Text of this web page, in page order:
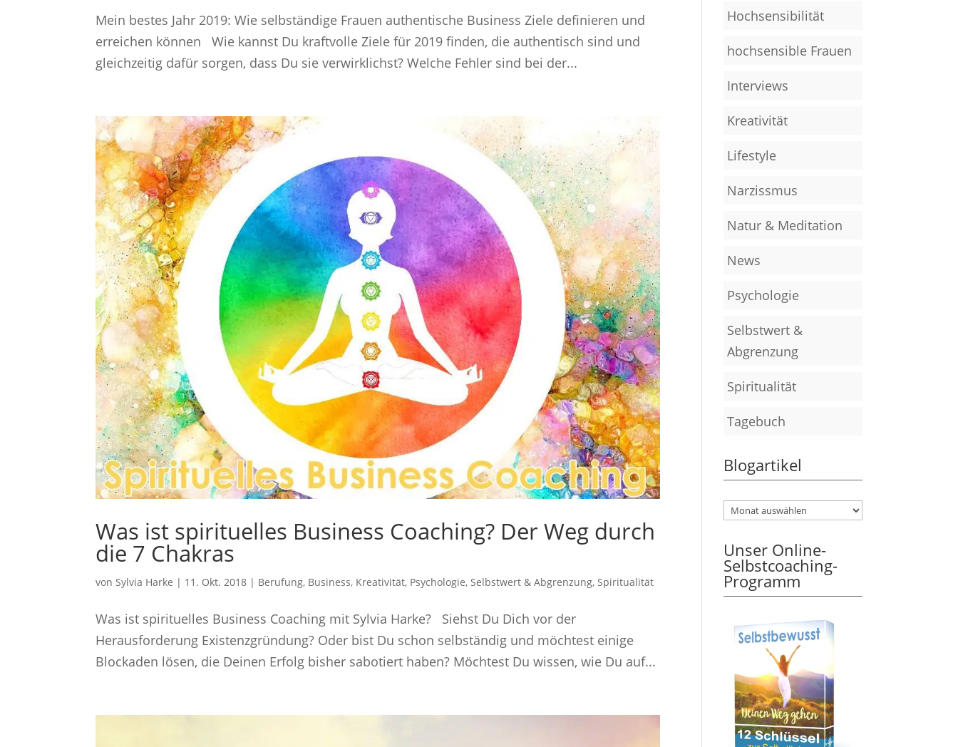
Mein bestes Jahr 2019: Wie selbständige Frauen authentische Business Ziele definieren und
erreichen können Wie kannst Du kraftvolle Ziele für 2019 finden, die authentisch sind und
gleichzeitig dafür sorgen, dass Du sie verwirklichst? Welche Fehler sind bei der...
Was ist spirituelles Business Coaching? Der Weg durch
die 7 Chakras
vonSylvia Harke | 11. Okt. 2018 | Berufung, Business, Kreativität, Psychologie,Selbstwert & Abgrenzung,Spiritualität
Was ist spirituelles Business Coaching mit Sylvia Harke? Siehst Du Dich vor der
Herausforderung Existenzgründung? Oder bist Du schon selbständig und möchtest einige
Blockaden lösen, die Deinen Erfolg bisher sabotiert haben? Möchtest Du wissen, wie Du auf...
Hochsensibilität
hochsensible Frauen
Interviews
Kreativität
Lifestyle
Narzissmus
Natur & Meditation
News
Psychologie
Selbstwert &
Abgrenzung
Spiritualität
Tagebuch
Blogartikel
Unser Online-
Selbstcoaching-
Programm